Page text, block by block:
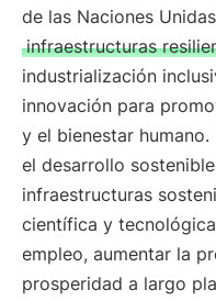
de las Naciones
infraestructuras
industrialización
innovación para
y el bienestar
el desarrollo
infraestructuras
científica y
empleo, aumentar la
prosperidad a largo